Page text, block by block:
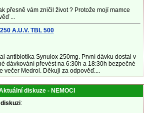
přesně vám zničil život ? Protože mojí mamce
...
A.U.V. TBL 500
antibiotika Synulox 250mg. První dávku dostal v
dávkování převést na 6:30h a 18:30h bezpečné
večer Medrol. Děkuji za odpověď....
diskuze - NEMOCI
: